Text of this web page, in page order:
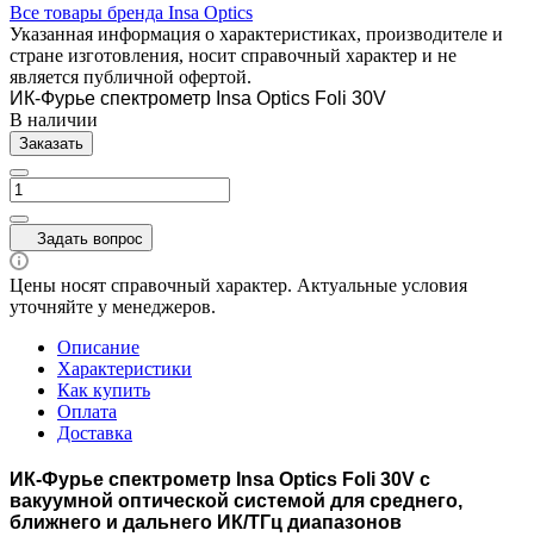
Все товары бренда Insa Optics
Указанная информация о характеристиках, производителе и
стране изготовления, носит справочный характер и не
является публичной офертой.
ИК-Фурье спектрометр Insa Optics Foli 30V
В наличии
Заказать
Задать вопрос
Цены носят справочный характер. Актуальные условия
уточняйте у менеджеров.
Описание
Характеристики
Как купить
Оплата
Доставка
ИК-Фурье спектрометр Insa Optics Foli 30V с
вакуумной оптической системой для среднего,
ближнего и дальнего ИК/ТГц диапазонов